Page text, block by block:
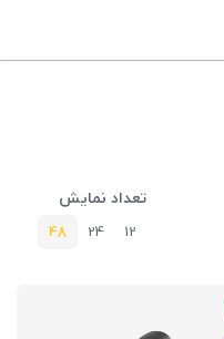
تعداد نمایش
12
24
48